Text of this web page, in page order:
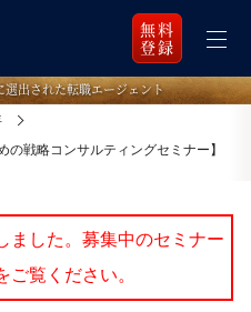
無料
登録
出された転職エージェント
戦略コンサルティングセミナー】
ました。募集中のセミナー
ご覧ください。